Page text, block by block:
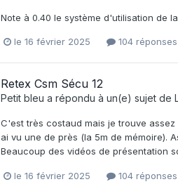
Note à 0.40 le système d'utilisation de
le 16 février 2025 104 réponses
Retex Csm Sécu 12
Petit bleu a répondu à un(e) sujet de
C'est très costaud mais je trouve
ai vu une de près (la 5m de mémoire).
Beaucoup des vidéos de présentation
le 16 février 2025 104 réponses